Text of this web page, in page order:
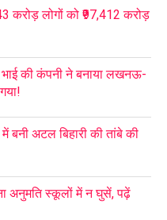
करोड़ लोगों को ₹97,412 करोड़
की कंपनी ने बनाया लखनऊ-
अटल बिहारी की तांबे की
अनुमति स्कूलों में न घुसें, पढ़ें